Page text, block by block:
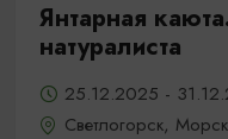
Янтарная
натуралиста
25.12.2025 -
Светлогорск,